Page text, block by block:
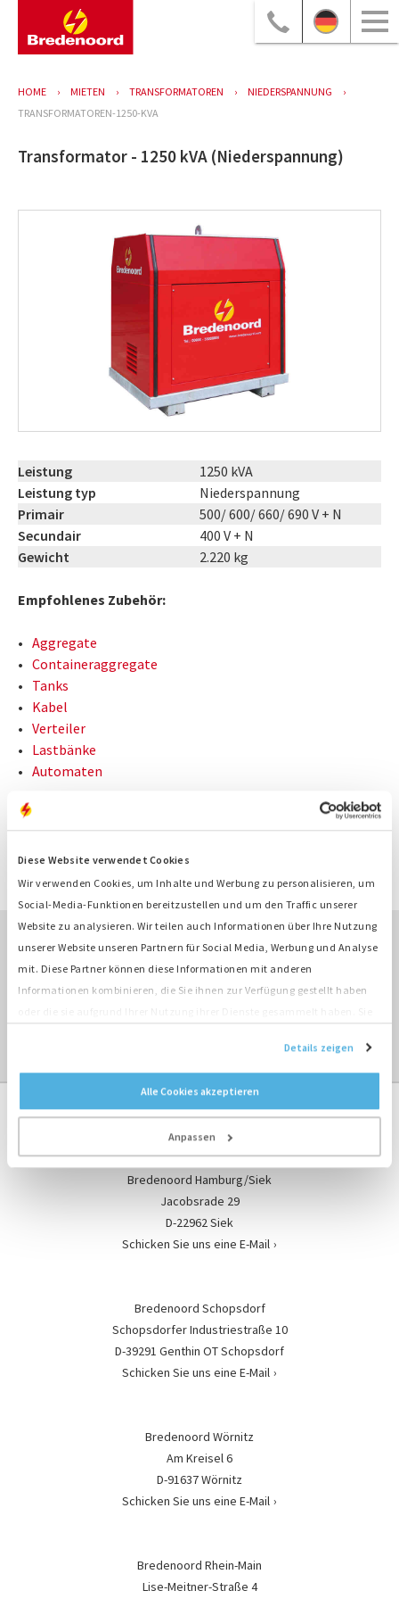
Diese Website verwendet Cookies
Wir verwenden Cookies, um Inhalte und Werbung zu personalisieren, um
Social-Media-Funktionen bereitzustellen und um den Traffic unserer
Website zu analysieren. Wir teilen auch Informationen über Ihre Nutzung
unserer Website unseren Partnern für Social Media, Werbung und Analyse
mit. Diese Partner können diese Informationen mit anderen
Informationen kombinieren, die Sie ihnen zur Verfügung gestellt haben
Details zeigen
Alle Cookies akzeptieren
Anpassen
HOME MIETEN TRANSFORMATOREN
NIEDERSPANNUNG
TRANSFORMATOREN-1250-KVA
Transformator - 1250 kVA (Niederspannung)
Leistung
1250 kVA
Leistung typ
Niederspannung
Primair
500/ 600/ 660/ 690 V + N
Secundair
400 V + N
Gewicht
2.220 kg
Empfohlenes Zubehör:
Aggregate
Containeraggregate
Tanks
Kabel
Verteiler
Lastbänke
Automaten
ÜBERBLICK MIETEN ›
ÜBERBLICK TRANSFORMATOREN ›
Kontaktformular
Bredenoord Hamburg/Siek
Jacobsrade 29
D-22962 Siek
Schicken Sie uns eine E-Mail
Bredenoord Schopsdorf
Schopsdorfer Industriestraße 10
D-39291 Genthin OT Schopsdorf
Schicken Sie uns eine E-Mail
Bredenoord Wörnitz
Am Kreisel 6
D-91637 Wörnitz
Schicken Sie uns eine E-Mail
Bredenoord Rhein-Main
Lise-Meitner-Straße 4